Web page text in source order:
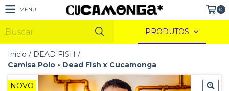
MENU 0
PRODUTOS
Início / DEAD FISH /
Camisa Polo • Dead FIsh x Cucamonga
NOVO